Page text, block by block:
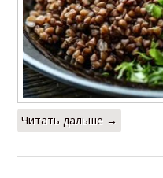
Читать дальше →